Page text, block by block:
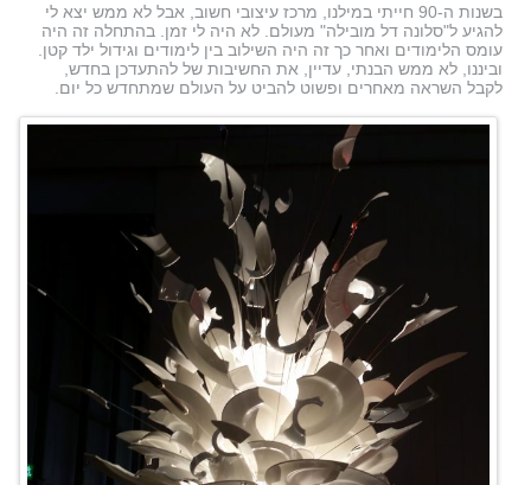
בשנות ה-90 חייתי במילנו, מרכז עיצובי חשוב, אבל לא ממש יצא לי
להגיע ל"סלונה דל מובילה" מעולם. לא היה לי זמן. בהתחלה זה היה
עומס הלימודים ואחר כך זה היה השילוב בין לימודים וגידול ילד קטן.
וביננו, לא ממש הבנתי, עדיין, את החשיבות של להתעדכן בחדש,
לקבל השראה מאחרים ופשוט להביט על העולם שמתחדש כל יום.